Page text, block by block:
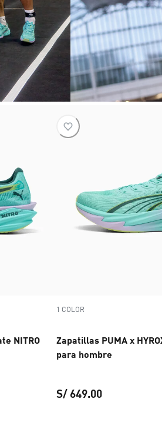
NITRO
1 COLOR
Zapatillas PUMA x
para hombre
S/ 649.00